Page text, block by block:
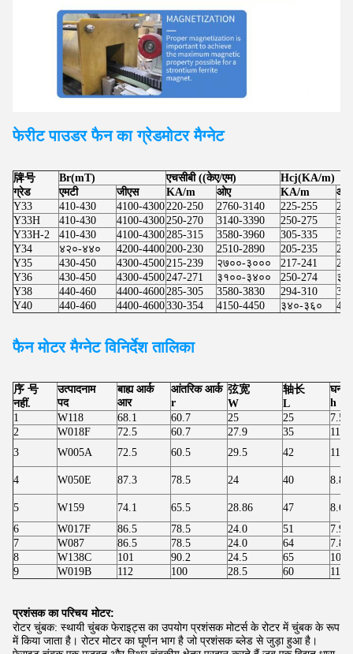
फेरीट पाउडर फैन का ग्रेडमोटर मैग्नेट
牌号
ग्रेड
Br(mT) एचसीबी ((केए/एम)
Hcj(KA/m)
एमटी
जीएस KA/m ओए KA/m
ओए
Y33
410-430 4100-4300220-250 2760-3140 225-255
Y33H
410-430 4100-4300250-270 3140-3390 250-275
Y33H-2
410-430 4100-4300285-315 3580-3960 305-335
Y34
४२०-४४० 4200-4400200-230 2510-2890 205-235
Y35
430-450 4300-4500215-239 २७००-३००० 217-241
Y36
430-450 4300-4500247-271 ३१००-३४०० 250-274
Y38
440-460 4400-4600285-305 3580-3830 294-310
Y40
440-460 4400-4600330-354 4150-4450 ३४०-३६०
फैन मोटर मैग्नेट विनिर्देश तालिका
序 号
नहीं.
उत्पादनाम
पद
बाह्य आर्क
आर
आंतरिक आर्क
r
弦宽
W
轴长
L
घनत्व
h
1
W118 68.1 60.7 25 25
7.50
2
W018F 72.5 60.7 27.9 35
3
W005A 72.5 60.5 29.5 42
4 W050E 87.3 78.5 24 40 8.80
5 W159 74.1 65.5 28.86 47
8.60
6
W017F 86.5 78.5 24.0 51
7.90
7
W087 86.5 78.5 24.0 64
7.80
8
W138C 101 90.2 24.5 65
10.8
9
W019B 112 100 28.5 60
प्रशंसक का परिचय मोटर:
रोटर चुंबक: स्थायी चुंबक फेराइट्स का उपयोग प्रशंसक मोटर्स के रोटर में चुंबक के रूप
में किया जाता है। रोटर मोटर का घूर्णन भाग है जो प्रशंसक ब्लेड से जुड़ा हुआ है।